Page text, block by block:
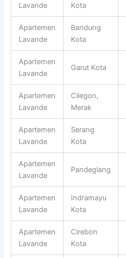
Lavande
Kota
Apartemen
Lavande
Bandung
Kota
Apartemen
Lavande
Garut Kota
Apartemen
Lavande
Cilegon,
Merak
Apartemen
Lavande
Serang
Kota
Apartemen
Lavande
Pandeglang
Apartemen
Lavande
Indramayu
Kota
Apartemen
Lavande
Cirebon
Kota